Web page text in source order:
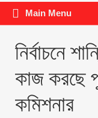
Main Menu
নির্বাচনে
কাজ করছে
কমিশনার